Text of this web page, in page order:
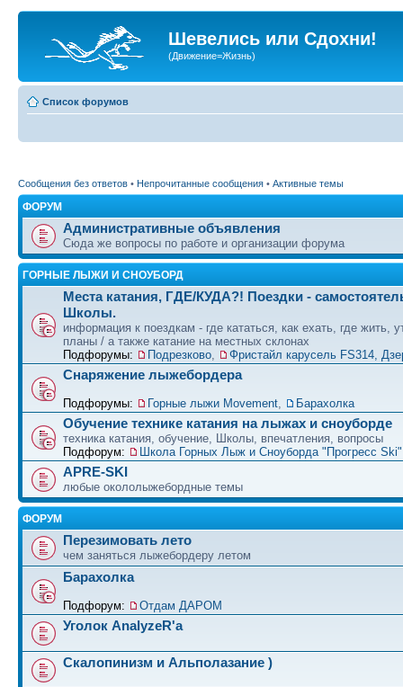
Шевелись или Сдохни!
(Движение=Жизнь)
Список форумов
Сообщения без ответов • Непрочитанные сообщения • Активные темы
ФОРУМ
Административные объявления
Сюда же вопросы по работе и организации форума
ГОРНЫЕ ЛЫЖИ И СНОУБОРД
Места катания, ГДЕ/КУДА?! Поездки -
Школы.
информация к поездкам - где кататься, как ехать, где жить,
планы / а также катание на местных склонах
Подфорумы:
Подрезково, Фристайл карусель FS314,
Снаряжение лыжебордера
Подфорумы: Горные лыжи Movement, Барахолка
Обучение технике катания на лыжах и сноуборде
техника катания, обучение, Школы, впечатления, вопросы
Подфорум:
Школа Горных Лыж и Сноуборда "Прогресс
APRE-SKI
любые окололыжебордные темы
ФОРУМ
Перезимовать лето
чем заняться лыжебордеру летом
Барахолка
Подфорум: Отдам ДАРОМ
Уголок AnalyzeR'а
Скалопинизм и Альполазание )